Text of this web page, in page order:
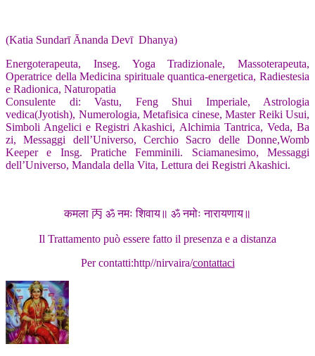
(Katia Sundarī Ānanda Devī Dhanya)
Energoterapeuta, Inseg. Yoga Tradizionale, Massoterapeuta,
Operatrice della Medicina spirituale quantica-energetica, Radiestesia
e Radionica, Naturopatia
Consulente di: Vastu, Feng Shui Imperiale, Astrologia
vedica(Jyotish), Numerologia, Metafisica cinese, Master Reiki Usui,
Simboli Angelici e Registri Akashici, Alchimia Tantrica, Veda, Ba
zi, Messaggi dell’Universo, Cerchio Sacro delle Donne,Womb
Keeper e Insg. Pratiche Femminili. Sciamanesimo, Messaggi
dell’Universo, Mandala della Vita, Lettura dei Registri Akashici.
कमला 丙 ॐ नमः शिवाय॥ ॐ नमोः नारायणाय॥
Il Trattamento può essere fatto il presenza e a distanza
Per contatti:http//nirvaira/contattaci